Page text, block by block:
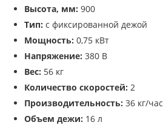
Высота, мм: 900
Тип: с фиксированной дежой
Мощность: 0,75 кВт
Напряжение: 380 В
Вес: 56 кг
Количество скоростей: 2
Производительность: 36 кг/час
Объем дежи: 16 л